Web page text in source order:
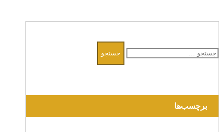
برای:
برچسب‌ها